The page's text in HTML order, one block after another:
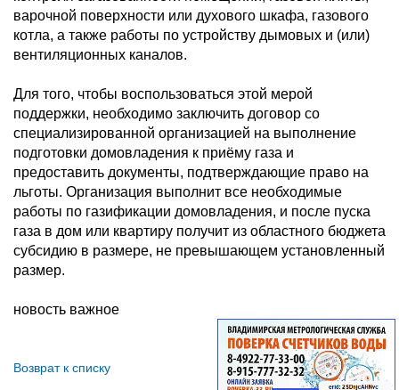
варочной поверхности или духового шкафа, газового
котла, а также работы по устройству дымовых и (или)
вентиляционных каналов.
Для того, чтобы воспользоваться этой мерой
поддержки, необходимо заключить договор со
специализированной организацией на выполнение
подготовки домовладения к приёму газа и
предоставить документы, подтверждающие право на
льготы. Организация выполнит все необходимые
работы по газификации домовладения, и после пуска
газа в дом или квартиру получит из областного бюджета
субсидию в размере, не превышающем установленный
размер.
новость важное
Возврат к списку